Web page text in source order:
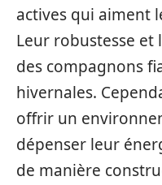
actives qui aiment
Leur robustesse
des compagnons
hivernales.
offrir un
dépenser leur
de manière